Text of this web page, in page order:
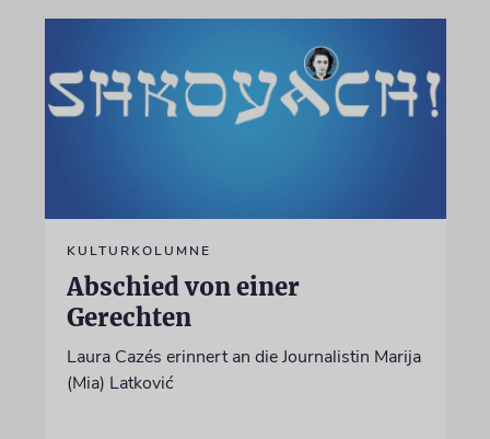
KULTURKOLUMNE
Abschied von einer
Gerechten
Laura Cazés erinnert an die Journalistin Marija
(Mia) Latković